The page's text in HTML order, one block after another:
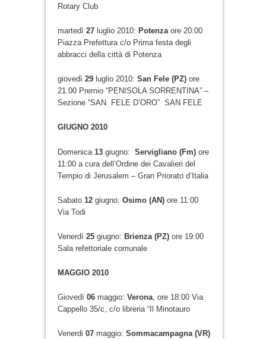
Rotary Club
martedì 27luglio 2010: Potenzaore 20:00
Piazza Prefettura c/o Prima festa degli
abbracci della città di Potenza
giovedì 29luglio 2010: San Fele (PZ)ore
21.00 Premio “PENISOLA SORRENTINA” –
Sezione “SAN FELE D’ORO” SAN FELE
GIUGNO 2010
Domenica 13giugno: Servigliano (Fm)ore
11:00 a cura dell’Ordine dei Cavalieri del
Tempio di Jerusalem – Gran Priorato d’Italia
Sabato 12giugno: Osimo (AN)ore 11:00
Via Todi
Venerdì 25giugno: Brienza (PZ)ore 19:00
Sala refettoriale comunale
MAGGIO 2010
Giovedì 06maggio: Verona, ore 18:00 Via
Cappello 35/c, c/o libreria “Il Minotauro
Venerdi 07maggio: Sommacampagna (VR)